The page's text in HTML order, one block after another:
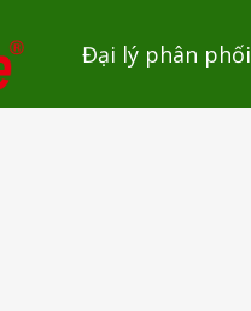
Đại lý phân phối